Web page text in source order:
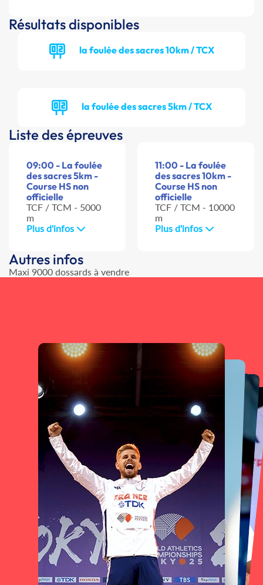
Résultats disponibles
la foulée des sacres 10km / TCX
la foulée des sacres 5km / TCX
Liste des épreuves
09:00 - La foulée
des sacres 5km -
Course HS non
officielle
TCF / TCM - 5000
m
Plus d'infos
11:00 - La foulée
des sacres 10km -
Course HS non
officielle
TCF / TCM - 10000
m
Plus d'infos
Autres infos
Maxi 9000 dossards à vendre